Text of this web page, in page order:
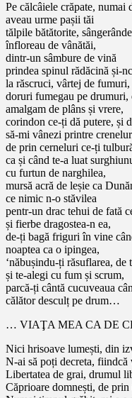
Pe călcâiele crăpate, numai
aveau urme pașii tăi
tălpile bătătorite,
înfloreau de vânătăi,
dintr-un sâmbure de vină
prindea spinul rădăcină și-
la răscruci, vârtej de fumuri,
doruri fumegau pe
amalgam de plâns și vrere,
corindon ce-ți dă putere, și
să-mi vânezi printre
de prin cerneluri ce-ți
ca și când te-a luat
cu furtun de narghilea,
mursă acră de leșie ca
ce nimic n-o stăvilea
pentr-un drac tehui de fată
și fierbe dragostea-n ea,
de-ți bagă friguri în vine
noaptea ca o ipingea,
‘năbușindu-ți răsuflarea, de
și te-alegi cu fum și scrum,
parcă-ți cântă cucuveaua
călător desculț pe drum…
… VIAŢA MEA CA DE
Nici hrisoave lumești, din
N-ai să poți decreta,
Libertatea de grai, drumul
Căprioare domnești, de